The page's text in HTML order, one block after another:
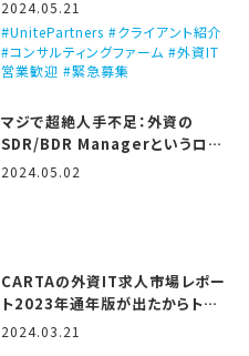
2024.05.21
UnitePartners #クライアント紹介
#コンサルティングファーム #外資IT
営業歓迎 #緊急募集
マジで超絶人手不足：外資の
SDR/BDR Managerというロー
ル
2024.05.02
CARTAの外資IT求人市場レポー
ト2023年通年版が出たからトミ
オが翻訳しつつ解説するで！
2024.03.21